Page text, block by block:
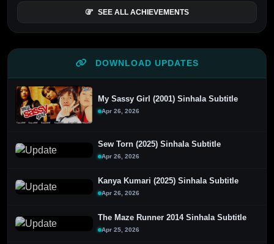
SEE ALL ACHIEVEMENTS
DOWNLOAD UPDATES
My Sassy Girl (2001) Sinhala Subtitle
Apr 26, 2026
Sew Torn (2025) Sinhala Subtitle
Apr 26, 2026
Kanya Kumari (2025) Sinhala Subtitle
Apr 26, 2026
The Maze Runner 2014 Sinhala Subtitle
Apr 25, 2026